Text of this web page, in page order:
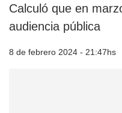
Calculó que en
audiencia pública
8 de febrero 2024 - 21:47hs